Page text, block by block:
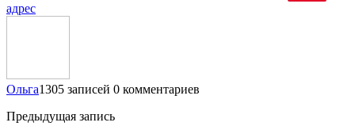
адрес
Ольга1305 записей 0 комментариев
Предыдущая запись